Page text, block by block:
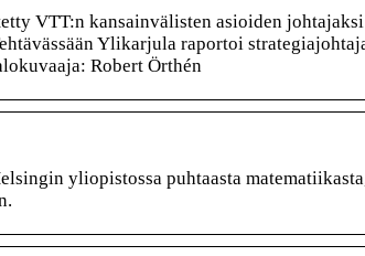
VTT:n kansainvälisten asioiden
Ylikarjula raportoi
Robert Örthén
yliopistossa puhtaasta